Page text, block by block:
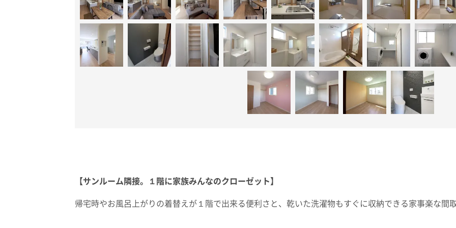
【サンルーム隣接。１階に家族みんなのクローゼット】
帰宅時やお風呂上がりの着替えが１階で出来る便利さと、乾いた洗濯物もすぐに収納できる家事楽な間